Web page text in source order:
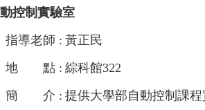
控制實驗室
指導老師 : 黃正民
地 點 : 綜科館322
簡 介 : 提供大學部自動控制課程